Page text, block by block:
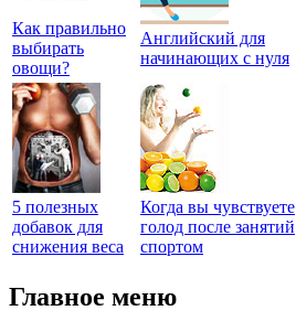
Как правильно
выбирать
овощи?
Английский для
начинающих с нуля
5 полезных
добавок для
снижения веса
Когда вы чувствуете
голод после занятий
спортом
Главное меню